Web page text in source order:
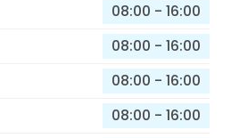
08:00 - 16:00
08:00 - 16:00
08:00 - 16:00
08:00 - 16:00